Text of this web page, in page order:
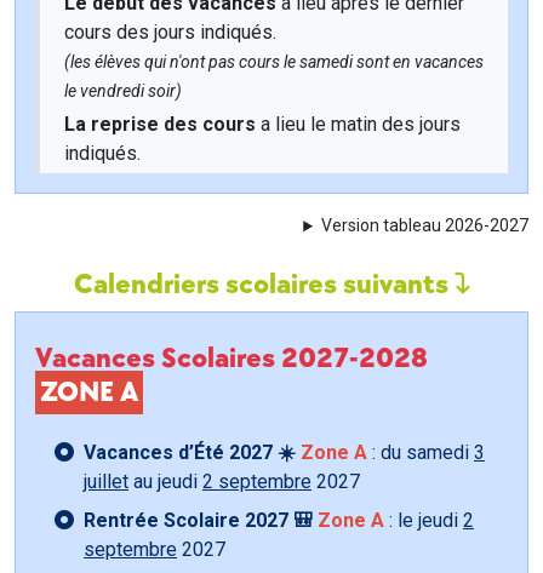
cours des jours indiqués.
(les élèves qui n'ont pas cours le samedi sont en vacances
le vendredi soir)
La reprise des cours a lieu le matin des jours
indiqués.
Version tableau 2026-2027
Calendriers scolaires suivants
Vacances Scolaires 2027-2028
ZONE A
Vacances d’Été 2027 ☀️ Zone A : du samedi 3
juillet au jeudi 2 septembre 2027
Rentrée Scolaire 2027 🎒 Zone A : le jeudi 2
septembre 2027